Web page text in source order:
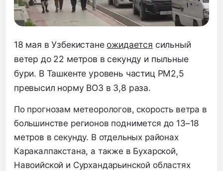
18 мая в Узбекистане ожидается сильный
ветер до 22 метров в секунду и пыльные
бури. В Ташкенте уровень частиц PM2,5
превысил норму ВОЗ в 3,8 раза.
По прогнозам метеорологов, скорость ветра в
большинстве регионов поднимется до 13–18
метров в секунду. В отдельных районах
Каракалпакстана, а также в Бухарской,
Навоийской и Сурхандарьинской областях